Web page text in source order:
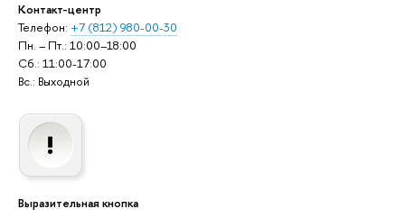
Контакт-центр
Телефон: +7 (812) 980-00-30
Пн. – Пт.: 10:00–18:00
Сб.: 11:00-17:00
Вс.: Выходной
Выразительная кнопка